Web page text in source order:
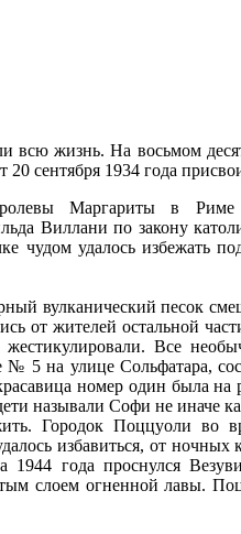
всю жизнь. На восьмом
сентября 1934 года
Маргариты в
Виллани по закону
чудом удалось избежать
вулканический песок
от жителей остальной
Все
на улице Сольфатара,
номер один была на
называли Софи не иначе
Городок Поццуоли во
избавиться, от
года проснулся
слоем огненной лавы.